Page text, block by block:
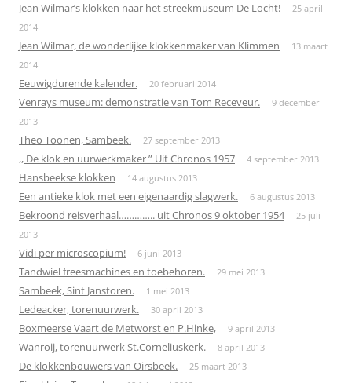
Jean Wilmar’s klokken naar het streekmuseum De Locht!
25 april
2014
Jean Wilmar, de wonderlijke klokkenmaker van Klimmen
13 maart
2014
Eeuwigdurende kalender. 20 februari 2014
Venrays museum: demonstratie van Tom Receveur.
9 december
2013
Theo Toonen, Sambeek. 27 september 2013
,, De klok en uurwerkmaker ” Uit Chronos 1957 4 september 2013
Hansbeekse klokken 14 augustus 2013
Een antieke klok met een eigenaardig slagwerk. 6 augustus 2013
Bekroond reisverhaal………….. uit Chronos 9 oktober 1954
25 juli
2013
Vidi per microscopium! 6 juni 2013
Tandwiel freesmachines en toebehoren. 29 mei 2013
Sambeek, Sint Janstoren. 1 mei 2013
Ledeacker, torenuurwerk. 30 april 2013
Boxmeerse Vaart de Metworst en P.Hinke, 9 april 2013
Wanroij, torenuurwerk St.Corneliuskerk. 8 april 2013
De klokkenbouwers van Oirsbeek. 25 maart 2013